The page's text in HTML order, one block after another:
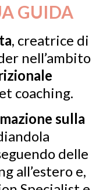
GUIDA
, creatrice di
nell’ambito
coaching.
sulla
delle
all’estero e,